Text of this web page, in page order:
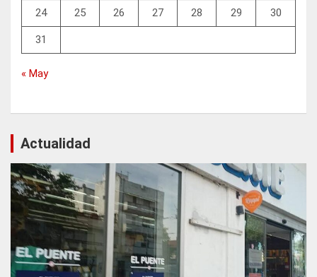
24 25 26 27 28 29 30
31
« May
Actualidad